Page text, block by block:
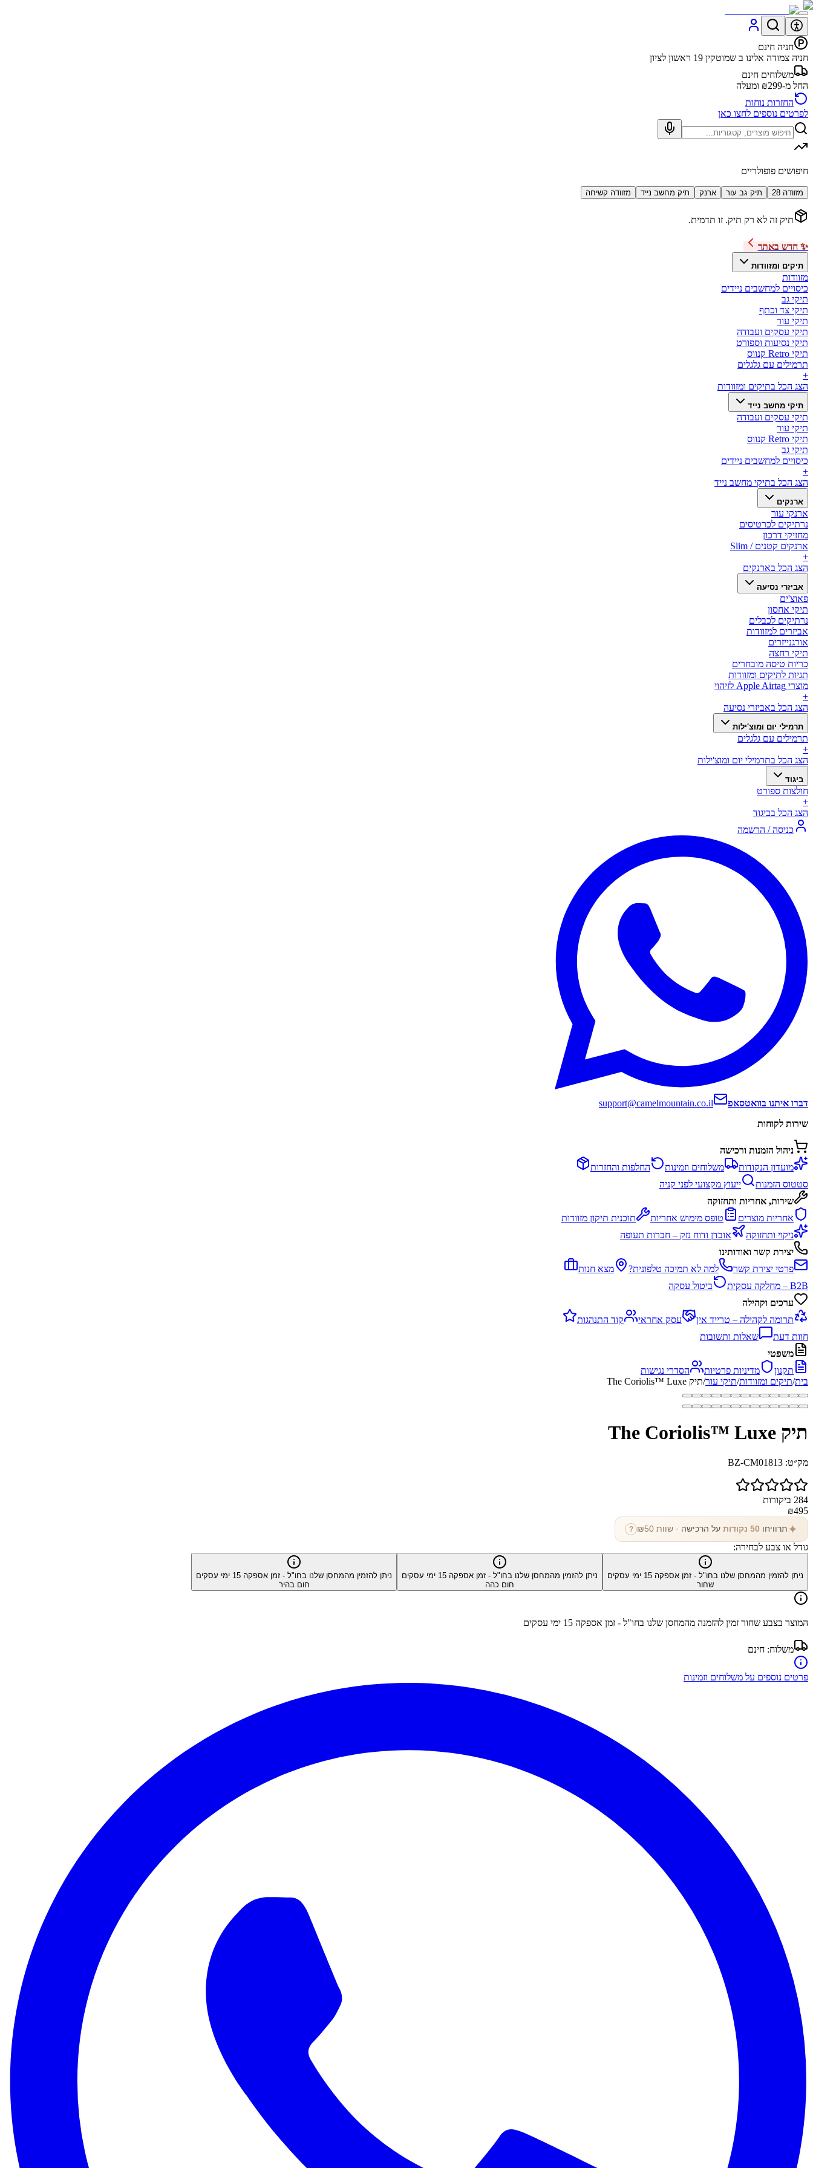
חניה חינם
חניה צמודה אלינו ב שמוטקין 19 ראשון לציון
משלוחים חינם
החל מ-₪299 ומעלה
החזרות נוחות
לפרטים נוספים לחצו כאן
חיפושים פופולריים
מזוודה 28 תיק גב עור ארנק תיק מחשב נייד מזוודה קשיחה
תיק זה לא רק תיק. זו תדמית.
✨ חדש באתר
תיקים ומזוודות
מזוודות
כיסויים למחשבים ניידים
תיקי גב
תיקי צד וכתף
תיקי עור
תיקי עסקים ועבודה
תיקי נסיעות וספורט
תיקי Retro קנווס
תרמילים עם גלגלים
+
הצג הכל בתיקים ומזוודות
תיקי מחשב נייד
תיקי עסקים ועבודה
תיקי עור
תיקי Retro קנווס
תיקי גב
כיסויים למחשבים ניידים
+
הצג הכל בתיקי מחשב נייד
ארנקים
ארנקי עור
נרתיקים לכרטיסים
מחזיקי דרכון
ארנקים קטנים / Slim
+
הצג הכל בארנקים
אביזרי נסיעה
פאוצ'ים
תיקי אחסון
נרתיקים לכבלים
אביזרים למזוודות
אורגנייזרים
תיקי רחצה
כריות טיסה מובחרים
תגיות לתיקים ומזוודות
מוצרי Apple Airtag לזיהוי
+
הצג הכל באביזרי נסיעה
תרמילי יום ומוצ'ילות
תרמילים עם גלגלים
+
הצג הכל בתרמילי יום ומוצ'ילות
ביגוד
חולצות ספורט
+
הצג הכל בביגוד
כניסה / הרשמה
דברו איתנו בוואטסאפ
support@camelmountain.co.il
שירות לקוחות
ניהול הזמנות ורכישה
מועדון הנקודות
משלוחים וזמינות
החלפות והחזרות
סטטוס הזמנות
ייעוץ מקצועי לפני קניה
שירות, אחריות ותחזוקה
אחריות מוצרים
טופס מימוש אחריות
תוכנית תיקון מזוודות
ניקוי ותחזוקה
אובדן ודוח נזק – חברות תעופה
יצירת קשר ואודותינו
פרטי יצירת קשר
למה לא תמיכה טלפונית?
מצא חנות
B2B – מחלקה עסקית
ביטול עסקה
ערכים וקהילה
תרומה לקהילה – טרייד אין
עסק אחראי
קוד התנהגות
חוות דעת
שאלות ותשובות
משפטי
תקנון
מדיניות פרטיות
הסדרי נגישות
בית/תיקים ומזוודות/תיקי עור/תיק The Coriolis™ Luxe
תיק The Coriolis™ Luxe
מק״ט: BZ-CM01813
284 ביקורות
₪495
✦ תרוויחו 50 נקודות על הרכישה · שוות ₪ 50
?
גודל או צבע לבחירה:
ניתן להזמין מהמחסן שלנו בחו"ל - זמן אספקה 15 ימי עסקים
שחור
ניתן להזמין מהמחסן שלנו בחו"ל - זמן אספקה 15 ימי עסקים
חום כהה
ניתן להזמין מהמחסן שלנו בחו"ל - זמן אספקה 15 ימי עסקים
חום בהיר
המוצר בצבע שחור זמין להזמנה מהמחסן שלנו בחו"ל - זמן אספקה 15 ימי עסקים
משלוח: חינם
פרטים נוספים על משלוחים וזמינות